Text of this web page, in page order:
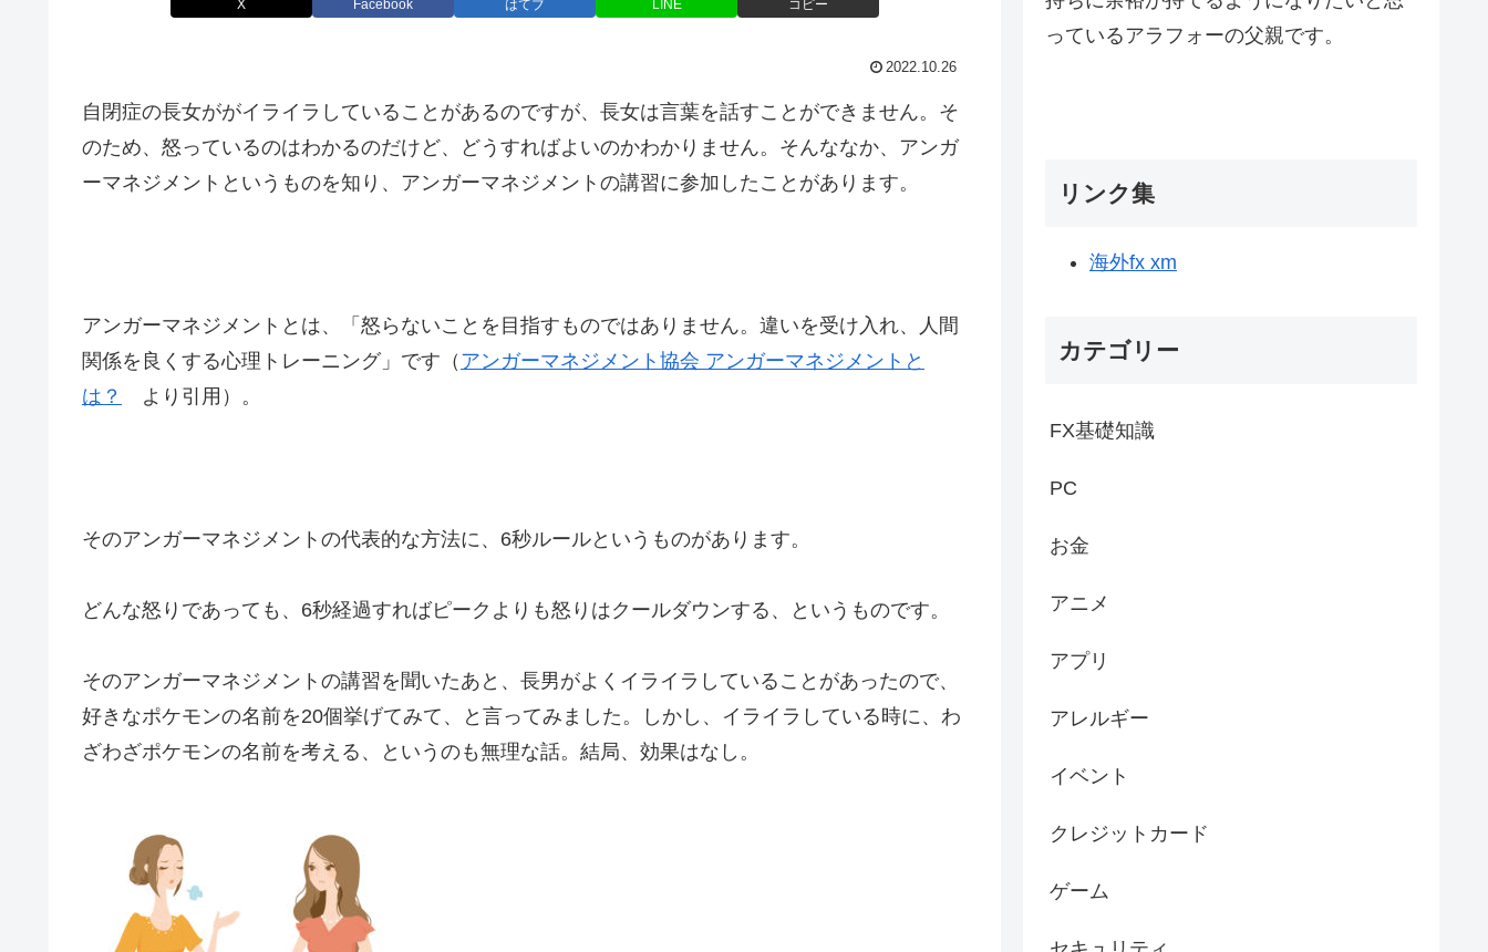
X Facebook はてブ LINE コピー
2022.10.26
自閉症の長女ががイライラしていることがあるのですが、長女は言葉を話すことができません。そ
のため、怒っているのはわかるのだけど、どうすればよいのかわかりません。そんななか、アンガ
ーマネジメントというものを知り、アンガーマネジメントの講習に参加したことがあります。
アンガーマネジメントとは、「怒らないことを目指すものではありません。違いを受け入れ、人間
関係を良くする心理トレーニング」です（ アンガーマネジメント協会 アンガーマネジメントと
は？
より引用）。
そのアンガーマネジメントの代表的な方法に、6秒ルールというものがあります。
どんな怒りであっても、6秒経過すればピークよりも怒りはクールダウンする、というものです。
そのアンガーマネジメントの講習を聞いたあと、長男がよくイライラしていることがあったので、
好きなポケモンの名前を20個挙げてみて、と言ってみました。しかし、イライラしている時に、わ
ざわざポケモンの名前を考える、というのも無理な話。結局、効果はなし。
っているアラフォーの父親です。
リンク集
海外fx xm
カテゴリー
FX基礎知識
PC
お金
アニメ
アプリ
アレルギー
イベント
クレジットカード
ゲーム